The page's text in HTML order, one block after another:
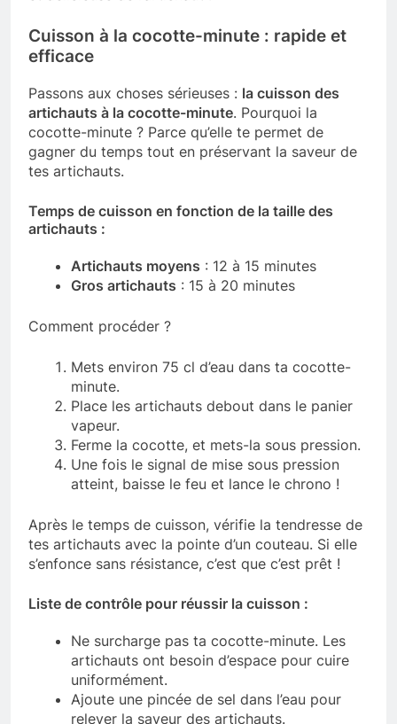
Cuisson à la cocotte-minute : rapide et
efficace
Passons aux choses sérieuses : la cuisson des
artichauts à la cocotte-minute. Pourquoi la
cocotte-minute ? Parce qu’elle te permet de
gagner du temps tout en préservant la saveur de
tes artichauts.
Temps de cuisson en fonction de la taille des
artichauts :
Artichauts moyens : 12 à 15 minutes
Gros artichauts : 15 à 20 minutes
Comment procéder ?
Mets environ 75 cl d’eau dans ta cocotte-
minute.
Place les artichauts debout dans le panier
vapeur.
Ferme la cocotte, et mets-la sous pression.
Une fois le signal de mise sous pression
atteint, baisse le feu et lance le chrono !
Après le temps de cuisson, vérifie la tendresse de
tes artichauts avec la pointe d’un couteau. Si elle
s’enfonce sans résistance, c’est que c’est prêt !
Liste de contrôle pour réussir la cuisson :
Ne surcharge pas ta cocotte-minute. Les
artichauts ont besoin d’espace pour cuire
uniformément.
Ajoute une pincée de sel dans l’eau pour
relever la saveur des artichauts.